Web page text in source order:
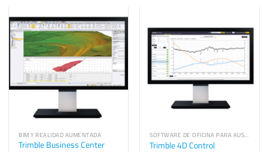
BIM Y REALIDAD AUMENTADA
Trimble Business Center
SOFTWARE DE OFICINA PARA AUSCULTACIÓN, TÚNELES Y MINAS
Trimble 4D Control